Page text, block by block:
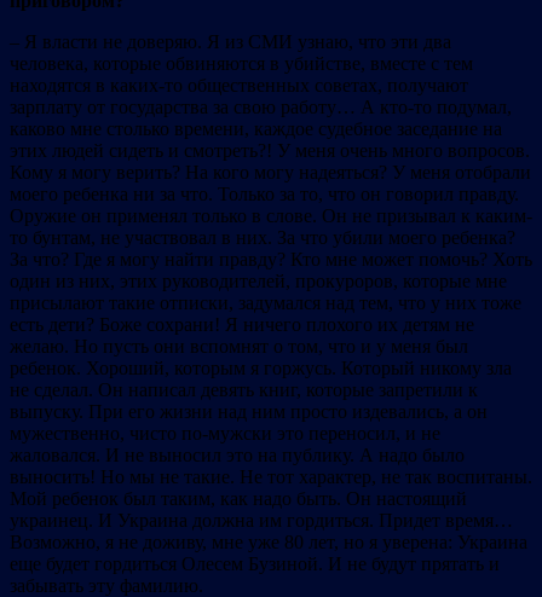
– Я власти не доверяю. Я из СМИ узнаю, что эти два
человека, которые обвиняются в убийстве, вместе с тем
находятся в каких-то общественных советах, получают
зарплату от государства за свою работу… А кто-то подумал,
каково мне столько времени, каждое судебное заседание на
этих людей сидеть и смотреть?! У меня очень много вопросов.
Кому я могу верить? На кого могу надеяться? У меня отобрали
моего ребенка ни за что. Только за то, что он говорил правду.
Оружие он применял только в слове. Он не призывал к каким-
то бунтам, не участвовал в них. За что убили моего ребенка?
За что? Где я могу найти правду? Кто мне может помочь? Хоть
один из них, этих руководителей, прокуроров, которые мне
присылают такие отписки, задумался над тем, что у них тоже
есть дети? Боже сохрани! Я ничего плохого их детям не
желаю. Но пусть они вспомнят о том, что и у меня был
ребенок. Хороший, которым я горжусь. Который никому зла
не сделал. Он написал девять книг, которые запретили к
выпуску. При его жизни над ним просто издевались, а он
мужественно, чисто по-мужски это переносил, и не
жаловался. И не выносил это на публику. А надо было
выносить! Но мы не такие. Не тот характер, не так воспитаны.
Мой ребенок был таким, как надо быть. Он настоящий
украинец. И Украина должна им гордиться. Придет время…
Возможно, я не доживу, мне уже 80 лет, но я уверена: Украина
еще будет гордиться Олесем Бузиной. И не будут прятать и
забывать эту фамилию.